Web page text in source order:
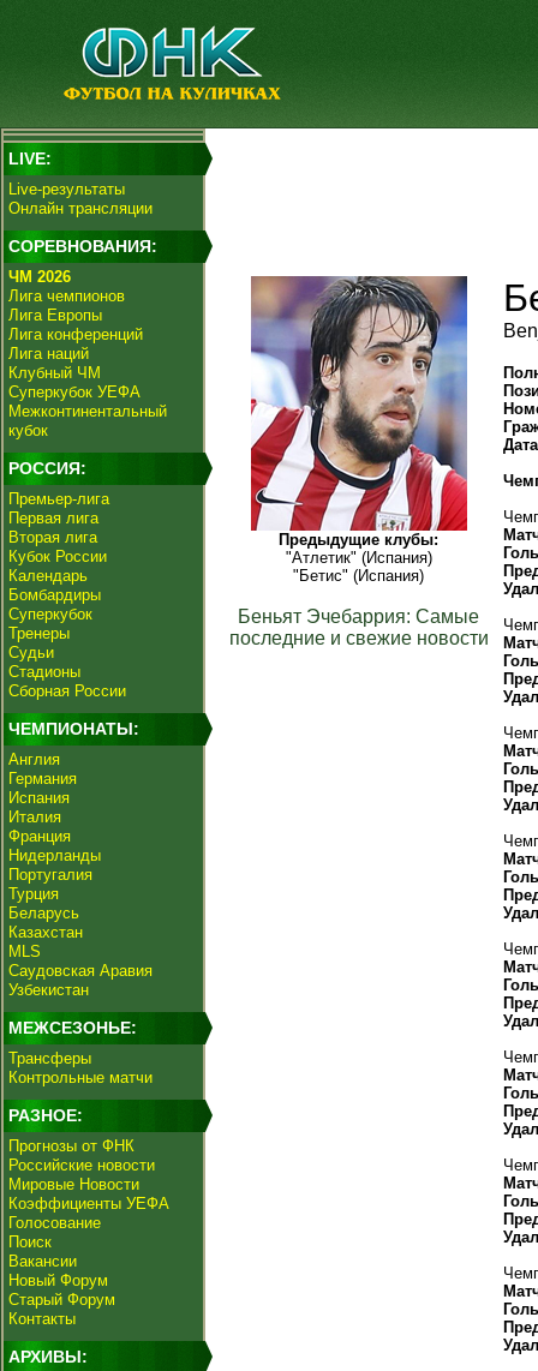
LIVE:
Live-результаты
Онлайн трансляции
СОРЕВНОВАНИЯ:
ЧМ 2026
Лига чемпионов
Лига Европы
Лига конференций
Лига наций
Клубный ЧМ
Суперкубок УЕФА
Межконтинентальный
кубок
РОССИЯ:
Премьер-лига
Первая лига
Вторая лига
Кубок России
Календарь
Бомбардиры
Суперкубок
Тренеры
Судьи
Стадионы
Сборная России
ЧЕМПИОНАТЫ:
Англия
Германия
Испания
Италия
Франция
Нидерланды
Португалия
Турция
Беларусь
Казахстан
MLS
Саудовская Аравия
Узбекистан
МЕЖСЕЗОНЬЕ:
Трансферы
Контрольные матчи
РАЗНОЕ:
Прогнозы от ФНК
Российские новости
Мировые Новости
Коэффициенты УЕФА
Голосование
Поиск
Вакансии
Новый Форум
Старый Форум
Контакты
АРХИВЫ:
Предыдущие клубы:
"Атлетик" (Испания)
"Бетис" (Испания)
Беньят Эчебаррия: Самые
последние и свежие новости